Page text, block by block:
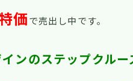
価 で売出し中です。
ンのステップクルー